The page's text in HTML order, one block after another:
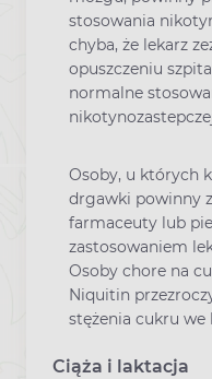
stosowania
chyba, że lekarz
opuszczeniu
normalne
Osoby, u których
drgawki powinny
farmaceuty lub
zastosowaniem
Osoby chore na
Niquitin
stężenia cukru we
Ciąża i laktacja